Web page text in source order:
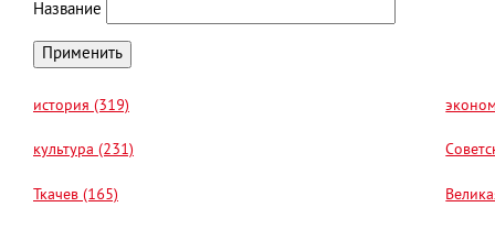
Название
история (319)
культура (231)
Ткачев (165)